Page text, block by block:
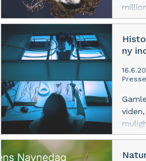
State
ny
den